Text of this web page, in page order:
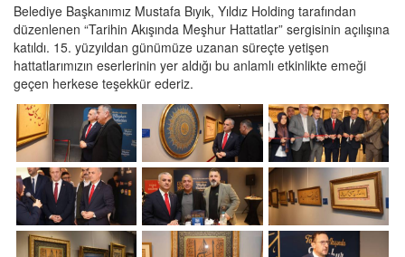
Belediye Başkanımız Mustafa Bıyık, Yıldız Holding tarafından
düzenlenen “Tarihin Akışında Meşhur Hattatlar” sergisinin açılışına
katıldı. 15. yüzyıldan günümüze uzanan süreçte yetişen
hattatlarımızın eserlerinin yer aldığı bu anlamlı etkinlikte emeği
geçen herkese teşekkür ederiz.